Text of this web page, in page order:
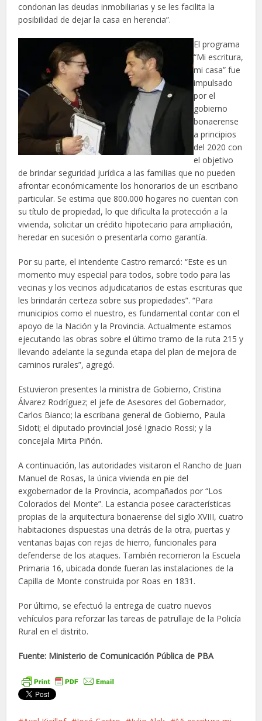
condonan las deudas inmobiliarias y se les facilita la
posibilidad de dejar la casa en herencia”.
El programa
“Mi escritura,
mi casa” fue
impulsado
por el
gobierno
bonaerense
a principios
del 2020 con
el objetivo
de brindar seguridad jurídica a las familias que no pueden
afrontar económicamente los honorarios de un escribano
particular. Se estima que 800.000 hogares no cuentan con
su título de propiedad, lo que dificulta la protección a la
vivienda, solicitar un crédito hipotecario para ampliación,
heredar en sucesión o presentarla como garantía.
Por su parte, el intendente Castro remarcó: “Este es un
momento muy especial para todos, sobre todo para las
vecinas y los vecinos adjudicatarios de estas escrituras que
les brindarán certeza sobre sus propiedades”. “Para
municipios como el nuestro, es fundamental contar con el
apoyo de la Nación y la Provincia. Actualmente estamos
ejecutando las obras sobre el último tramo de la ruta 215 y
llevando adelante la segunda etapa del plan de mejora de
caminos rurales”, agregó.
Estuvieron presentes la ministra de Gobierno, Cristina
Álvarez Rodríguez; el jefe de Asesores del Gobernador,
Carlos Bianco; la escribana general de Gobierno, Paula
Sidoti; el diputado provincial José Ignacio Rossi; y la
concejala Mirta Piñón.
A continuación, las autoridades visitaron el Rancho de Juan
Manuel de Rosas, la única vivienda en pie del
exgobernador de la Provincia, acompañados por “Los
Colorados del Monte”. La estancia posee características
propias de la arquitectura bonaerense del siglo XVIII, cuatro
habitaciones dispuestas una detrás de la otra, puertas y
ventanas bajas con rejas de hierro, funcionales para
defenderse de los ataques. También recorrieron la Escuela
Primaria 16, ubicada donde fueran las instalaciones de la
Capilla de Monte construida por Roas en 1831.
Por último, se efectuó la entrega de cuatro nuevos
vehículos para reforzar las tareas de patrullaje de la Policía
Rural en el distrito.
Fuente: Ministerio de Comunicación Pública de PBA